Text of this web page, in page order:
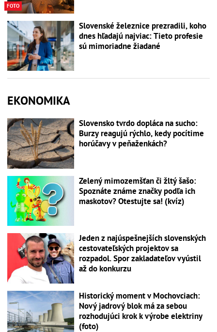
FOTO
Slovenské železnice prezradili, koho
dnes hľadajú najviac: Tieto profesie
sú mimoriadne žiadané
EKONOMIKA
Slovensko tvrdo dopláca na sucho:
Burzy reagujú rýchlo, kedy pocítime
horúčavy v peňaženkách?
Zelený mimozemšťan či žltý šašo:
Spoznáte známe značky podľa ich
maskotov? Otestujte sa! (kvíz)
Jeden z najúspešnejších slovenských
cestovateľských projektov sa
rozpadol. Spor zakladateľov vyústil
až do konkurzu
Historický moment v Mochovciach:
Nový jadrový blok má za sebou
rozhodujúci krok k výrobe elektriny
(foto)